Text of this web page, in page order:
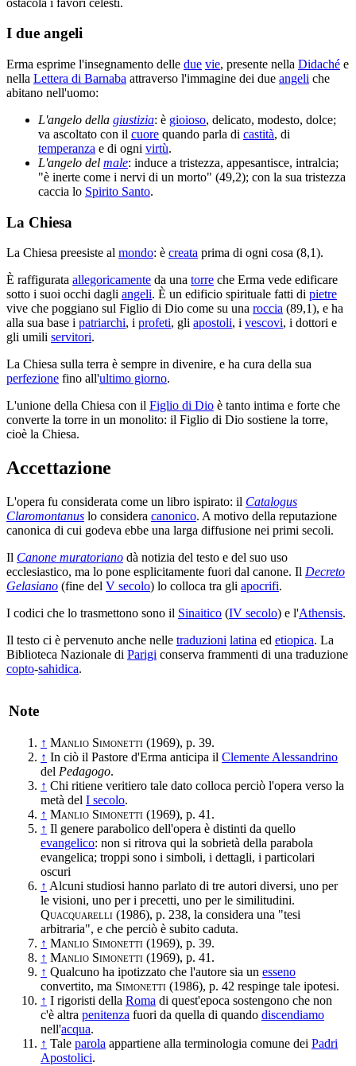
I due angeli
Erma esprime l'insegnamento delle due vie, presente nella Didaché e
nella Lettera di Barnaba attraverso l'immagine dei due angeli che
abitano nell'uomo:
L'angelo della giustizia: è gioioso, delicato, modesto, dolce;
va ascoltato con il cuore quando parla di castità, di
temperanza e di ogni virtù.
L'angelo del male: induce a tristezza, appesantisce, intralcia;
"è inerte come i nervi di un morto" (49,2); con la sua tristezza
caccia lo Spirito Santo.
La Chiesa
La Chiesa preesiste al mondo: è creata prima di ogni cosa (8,1).
È raffigurata allegoricamente da una torre che Erma vede edificare
sotto i suoi occhi dagli angeli. È un edificio spirituale fatti di pietre
vive che poggiano sul Figlio di Dio come su una roccia (89,1), e ha
alla sua base i patriarchi, i profeti, gli apostoli, i vescovi, i dottori e
gli umili servitori.
La Chiesa sulla terra è sempre in divenire, e ha cura della sua
perfezione fino all'ultimo giorno.
L'unione della Chiesa con il Figlio di Dio è tanto intima e forte che
converte la torre in un monolito: il Figlio di Dio sostiene la torre,
cioè la Chiesa.
Accettazione
L'opera fu considerata come un libro ispirato: il Catalogus
Claromontanus lo considera canonico. A motivo della reputazione
canonica di cui godeva ebbe una larga diffusione nei primi secoli.
Il Canone muratoriano dà notizia del testo e del suo uso
ecclesiastico, ma lo pone esplicitamente fuori dal canone. Il Decreto
Gelasiano (fine del V secolo) lo colloca tra gli apocrifi.
I codici che lo trasmettono sono il Sinaitico (IV secolo) e l'Athensis.
Il testo ci è pervenuto anche nelle traduzioni latina ed etiopica. La
Biblioteca Nazionale di Parigi conserva frammenti di una traduzione
copto-sahidica.
Note
↑ Manlio Simonetti (1969), p. 39.
↑ In ciò il Pastore d'Erma anticipa il Clemente Alessandrino
del Pedagogo.
↑ Chi ritiene veritiero tale dato colloca perciò l'opera verso la
metà del I secolo.
↑ Manlio Simonetti (1969), p. 41.
↑ Il genere parabolico dell'opera è distinti da quello
evangelico: non si ritrova qui la sobrietà della parabola
evangelica; troppi sono i simboli, i dettagli, i particolari
oscuri
↑ Alcuni studiosi hanno parlato di tre autori diversi, uno per
le visioni, uno per i precetti, uno per le similitudini.
Quacquarelli (1986), p. 238, la considera una "tesi
arbitraria", e che perciò è subito caduta.
↑ Manlio Simonetti (1969), p. 39.
↑ Manlio Simonetti (1969), p. 41.
↑ Qualcuno ha ipotizzato che l'autore sia un esseno
convertito, ma Simonetti (1986), p. 42 respinge tale ipotesi.
↑ I rigoristi della Roma di quest'epoca sostengono che non
c'è altra penitenza fuori da quella di quando discendiamo
nell'acqua.
↑ Tale parola appartiene alla terminologia comune dei Padri
Apostolici.